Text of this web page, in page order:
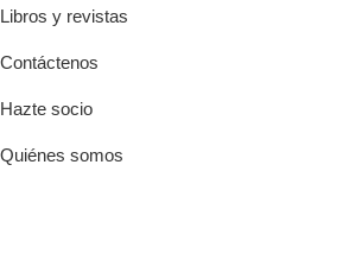
Libros y revistas
Contáctenos
Hazte socio
Quiénes somos